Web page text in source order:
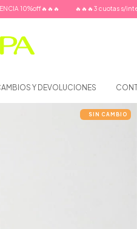
🔥🔥🔥3 cuotas s/interes o
Y DEVOLUCIONES